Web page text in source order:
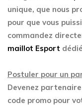
unique, que nous
pour que vous
commandez
maillot Esport
Postuler pour un
Devenez
code promo pour